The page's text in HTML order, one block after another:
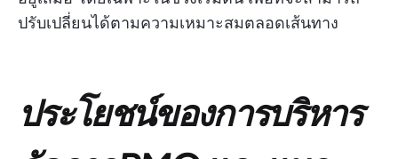
ปรับเปลี่ยนได้ตามความเหมาะสมตลอดเส้นทาง
ประโยชน์ของการบริหาร